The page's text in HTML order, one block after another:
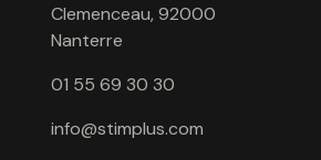
Clemenceau, 92000
Nanterre
01 55 69 30 30
info@stimplus.com